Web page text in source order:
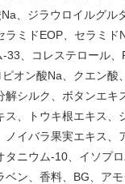
、ジラウロイルグ
ミドEOP、セラミ
33、コレステロール
オン酸Na、クエン酸
解シルク、ボタンエ
、トウキ根エキス、
イバラ果実エキス
ニウム-10、イソプ
ン、香料、BG、ア